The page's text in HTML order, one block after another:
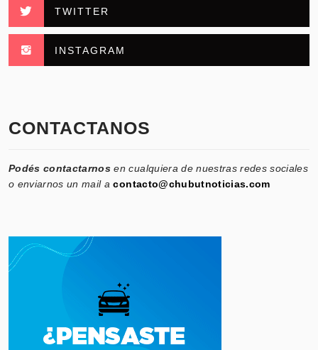
TWITTER
INSTAGRAM
CONTACTANOS
Podés contactarnos en cualquiera de nuestras redes sociales
o enviarnos un mail acontacto@chubutnoticias.com